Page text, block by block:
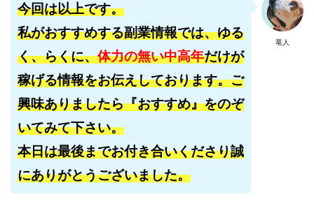
竜人
今回は以上です。
私がおすすめする副業情報では、ゆる
く、らくに、体力の無い中高年だけが
稼げる情報をお伝えしております。ご
興味ありましたら『おすすめ』をのぞ
いてみて下さい。
本日は最後までお付き合いくださり誠
にありがとうございました。